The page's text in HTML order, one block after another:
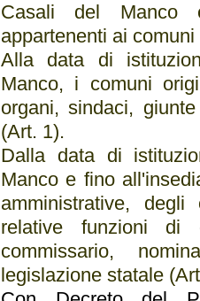
Casali del Manco
appartenenti ai
Alla data di
Manco, i comuni
organi, sindaci,
(Art. 1).
Dalla data di
Manco e fino
amministrative,
relative funzioni di
commissario,
legislazione statale